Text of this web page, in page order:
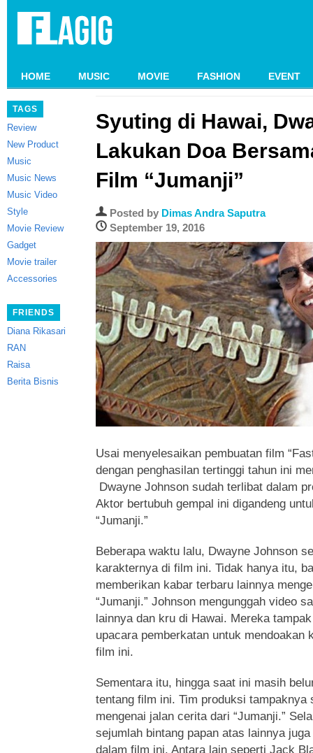
HOME MUSIC MOVIE FASHION EVENT
TAGS
Review
New Product
Music
Music News
Music Video
Style
Movie Review
Gadget
Movie trailer
Accessories
FRIENDS
Diana Rikasari
RAN
Raisa
Berita Bisnis
Syuting di Hawai,
Lakukan Doa
Film “Jumanji”
Posted by Dimas Andra Saputra
September 19, 2016
Usai menyelesaikan pembuatan film
dengan penghasilan tertinggi tahun ini
Dwayne Johnson sudah terlibat dalam
Aktor bertubuh gempal ini digandeng
“Jumanji.”
Beberapa waktu lalu, Dwayne Johnson
karakternya di film ini. Tidak hanya itu,
memberikan kabar terbaru lainnya
“Jumanji.” Johnson mengunggah video
lainnya dan kru di Hawai. Mereka
upacara pemberkatan untuk mendoakan
film ini.
Sementara itu, hingga saat ini masih
tentang film ini. Tim produksi tampaknya
mengenai jalan cerita dari “Jumanji.”
sejumlah bintang papan atas lainnya
dalam film ini. Antara lain seperti Jack